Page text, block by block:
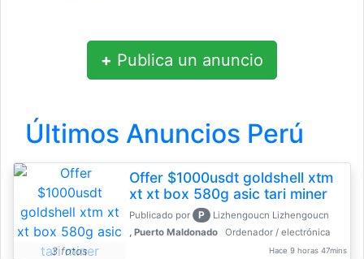
+ Publica un anuncio
Últimos Anuncios Perú
3 fotos
Offer $1000usdt goldshell xtm
xt xt box 580g asic tari miner
Publicado por P
Lizhengoucn Lizhengoucn
, Puerto Maldonado
Ordenador / electrónica
Hace 9 horas 47mins